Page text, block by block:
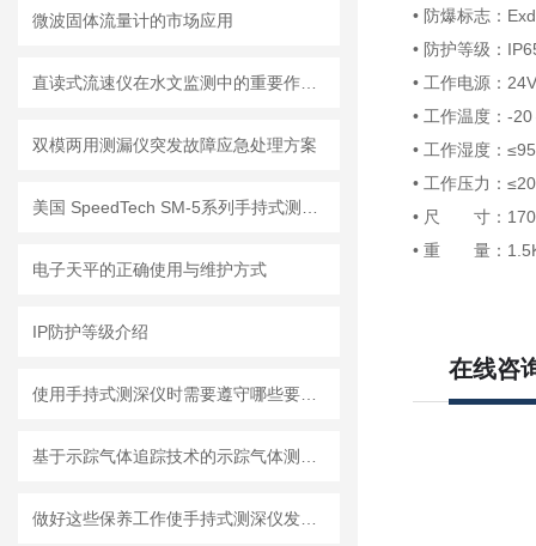
微波固体流量计的市场应用
双模两用测漏仪突发故障应急处理方案
电子天平的正确使用与维护方式
IP防护等级介绍
• 防爆标志：
• 防护等级：
• 工作电源：
• 工作温度：-
• 工作湿度：
• 工作压力：
• 尺 寸：
• 重 量：
在线咨